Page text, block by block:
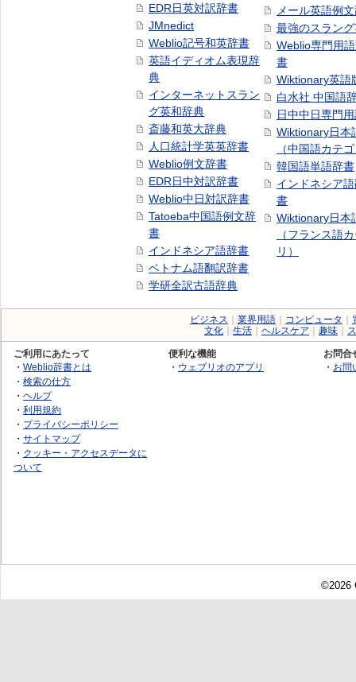
EDR日英対訳辞書
JMnedict
Weblio記号和英辞書
英語イディオム表現辞
典
インターネットスラン
グ英和辞典
斎藤和英大辞典
人口統計学英英辞書
Weblio例文辞書
EDR日中対訳辞書
Weblio中日対訳辞書
Tatoeba中国語例文辞
書
インドネシア語辞書
ベトナム語翻訳辞書
学研全訳古語辞典
メール英語例
最強のスラン
Weblio専門用
書
Wiktionary英語
白水社 中国語
日中中日専門
Wiktionary日本
（中国語カテ
韓国語単語辞書
インドネシア
書
Wiktionary日本
（フランス語
リ）
ビジネス 業界用語 コンピュータ
文化
生活 ヘルスケア 趣味
ご利用にあたって
・ Weblio辞書とは
・ 検索の仕方
・ ヘルプ
・ 利用規約
・ プライバシーポリシー
・ サイトマップ
・ クッキー・アクセスデータに
ついて
便利な機能
・ ウェブリオのアプリ
お問合
・ お問
©2026